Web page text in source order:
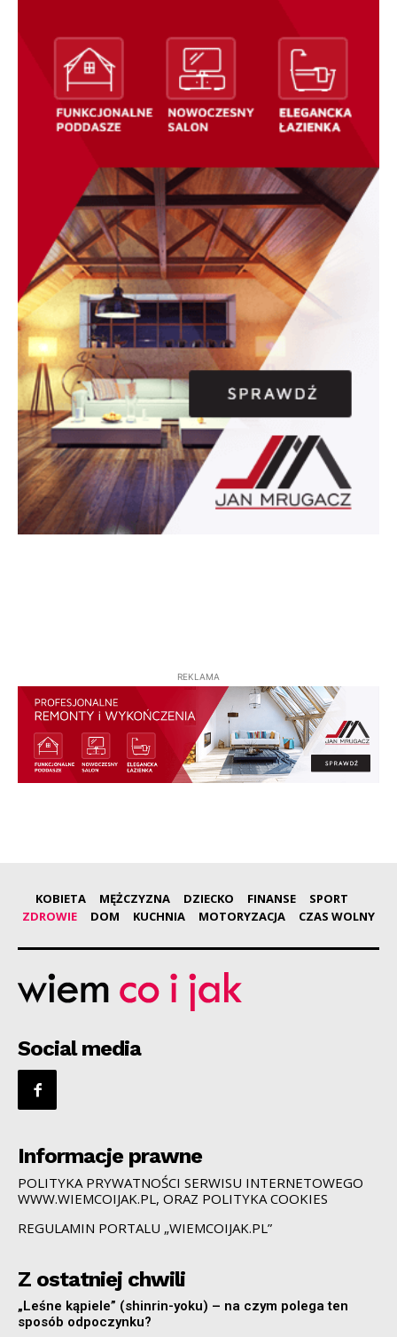
REKLAMA
KOBIETA MĘŻCZYZNA DZIECKO FINANSE
SPORT
ZDROWIE
DOM KUCHNIA MOTORYZACJA CZAS WOLNY
Social media
Informacje prawne
POLITYKA PRYWATNOŚCI SERWISU INTERNETOWEGO
WWW.WIEMCOIJAK.PL, ORAZ POLITYKA COOKIES
REGULAMIN PORTALU „WIEMCOIJAK.PL”
Z ostatniej chwili
„Leśne kąpiele” (shinrin-yoku) – na czym polega ten
sposób odpoczynku?